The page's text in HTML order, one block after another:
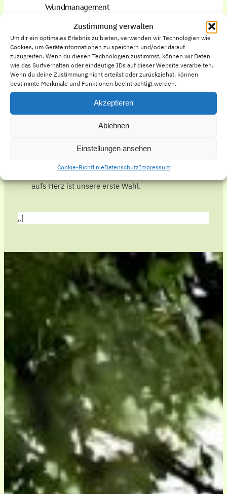
Zustimmung verwalten
Um dir ein optimales Erlebnis zu bieten, verwenden wir Technologien wie
Cookies, um Geräteinformationen zu speichern und/oder darauf
zuzugreifen. Wenn du diesen Technologien zustimmst, können wir Daten
wie das Surfverhalten oder eindeutige IDs auf dieser Website verarbeiten.
Wenn du deine Zustimmung nicht erteilst oder zurückziehst, können
bestimmte Merkmale und Funktionen beeinträchtigt werden.
Akzeptieren
Ablehnen
Einstellungen ansehen
Cookie-RichtlinieDatenschutzImpressum
Wundmanagement
Unsere Fachkräfte begleiten Sie bei
der Wundversorgung und fördern die
Genesung.
Die professionelle Betreuung und individuelle
aufs Herz ist unsere erste Wahl.
„]